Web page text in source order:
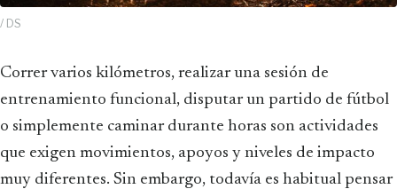
/ DS
Correr varios kilómetros, realizar una sesión de
entrenamiento funcional, disputar un partido de fútbol
o simplemente caminar durante horas son actividades
que exigen movimientos, apoyos y niveles de impacto
muy diferentes. Sin embargo, todavía es habitual pensar